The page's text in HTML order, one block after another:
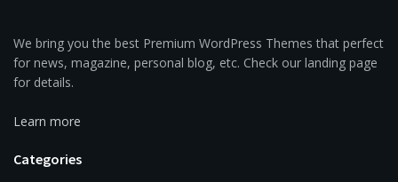
We bring you the best Premium WordPress Themes that perfect
for news, magazine, personal blog, etc. Check our landing page
for details.
Learn more
Categories